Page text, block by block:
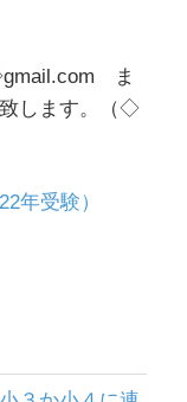
ま
します。（◇
年受験）